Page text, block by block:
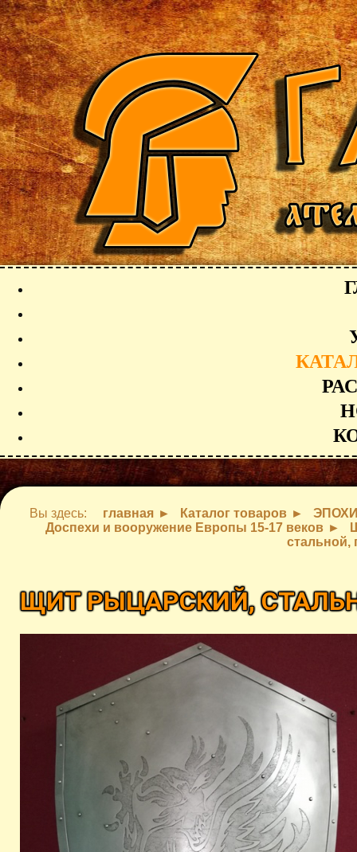
Вы здесь: главная Каталог товаров
Доспехи и вооружение Европы 15-17 веков
стальной,
ЩИТ РЫЦАРСКИЙ,